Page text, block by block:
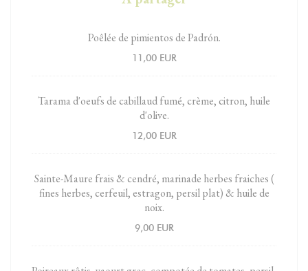
Poêlée de pimientos de Padrón.
11,00 EUR
Tarama d'oeufs de cabillaud fumé, crème, citron, huile
d'olive.
12,00 EUR
Sainte-Maure frais & cendré, marinade herbes fraiches (
fines herbes, cerfeuil, estragon, persil plat) & huile de
noix.
9,00 EUR